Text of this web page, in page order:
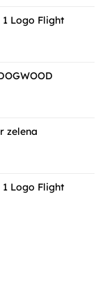
рсд.
Logo Flight
zelena
Logo Flight